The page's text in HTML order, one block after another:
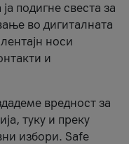
подигне свеста за
во дигиталната
носи
и
вредност за
туку и преку
избори. Safe